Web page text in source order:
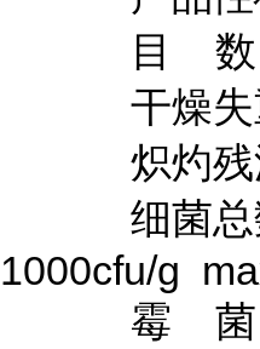
目 数
干燥失重
炽灼残渣
细菌总
1000cfu/g
霉 菌